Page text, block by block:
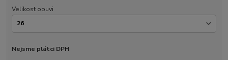
Velikost obuvi
Nejsme plátci DPH